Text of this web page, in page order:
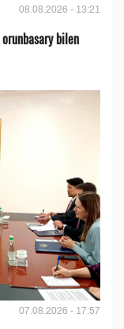
08.08.2026 - 13:21
bilen
07.08.2026 - 17:57